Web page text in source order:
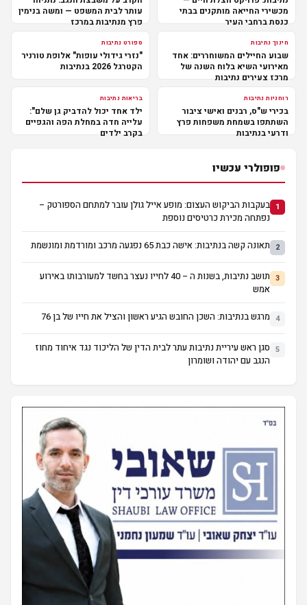
מכשירי החייאה מותקנים בבתי
כנסת ברחבי העיר
עותר לבית המשפט — ומשה בנימין
פרץ מנתיבות במרכז
חינוך נתיבות
שבוע החיילים המשוחררים: אחד
מאירועי השיא בלוח השנה של
מרכז צעירים נתיבות
ספורט נתיבות
"נזרי גידולי עופות" אלופת טורניר
הקטרגל 2026 בנתיבות
רוחניות נתיבות
בכירי ש"ס, רבנים ואישי ציבור
השתתפו בשמחת משפחות פרץ
ודרעי בנתיבות
בריאות נתיבות
ילד אחד יכול להדביק גן שלם":
עלייה חדה במחלת הפה והגפיים
בקרב ילדים
פופולרי עכשיו
1 בעקבות הביקוש העצום: מופע אייל גולן עובר למתחם הספורטק –
נפתחה מכירת כרטיסים נוספת
2 תאונה קשה בנתיבות: אישה כבת 65 נפגעה מרכב ומורדמת ומונשמת
3
תושב נתיבות, בשנות ה – 40 לחייו נעצר בחשד למעורבותו באירוע
אמש
4 מרגש בנתיבות: השכן החובש הגיע ראשון והציל את חייו של בן 76
5 סגן ראש עיריית נתיבות עתר לבית הדין של הליכוד נגד איחוד מחוז
הנגב עם יהודה ושומרון